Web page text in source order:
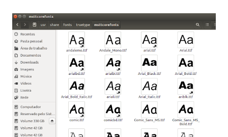
que contém essas fontes. Ao instalar o GNU/Linux abra o
terminal e execute o comando: $ sudo apt-get install ttf-
mscorefonts-installer Leia os termos de uso e avance
clicando em “Ok” Agora aceite os termos de uso clicando
em “Sim” Pronto agora abra o LibreOffice e veja se as
fontes Times New Roman, Arial estão instaladas. Caso
ocorra algum erro ou precisa reinstalar, execute: $ sudo
apt-get install --reinstall ttf-mscorefonts-installer